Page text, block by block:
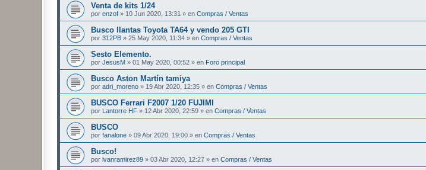
Venta de kits 1/24
por enzof » 10 Jun 2020, 13:31 » en Compras / Ventas
Busco llantas Toyota TA64 y vendo 205 GTI
por 312PB » 25 May 2020, 11:34 » en Compras / Ventas
Sesto Elemento.
por JesusM » 01 May 2020, 00:52 » en Foro principal
Busco Aston Martín tamiya
por adri_moreno » 19 Abr 2020, 12:35 » en Compras / Ventas
BUSCO Ferrari F2007 1/20 FUJIMI
por Lantorre HF » 12 Abr 2020, 22:59 » en Compras / Ventas
BUSCO
por fanalone » 09 Abr 2020, 19:00 » en Compras / Ventas
Busco!
por ivanramirez89 » 03 Abr 2020, 12:27 » en Compras / Ventas